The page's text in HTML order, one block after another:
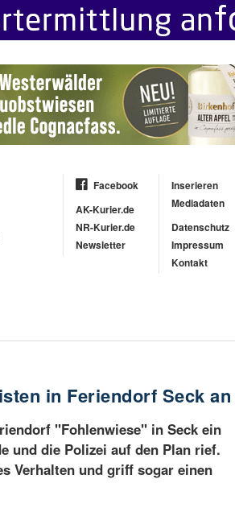
Facebook
AK-Kurier.de
NR-Kurier.de
Newsletter
Inserieren
Mediadaten
Datenschutz
Impressum
Kontakt
in Feriendorf Seck an
"Fohlenwiese" in Seck ein
und die Polizei auf den Plan rief.
Verhalten und griff sogar einen